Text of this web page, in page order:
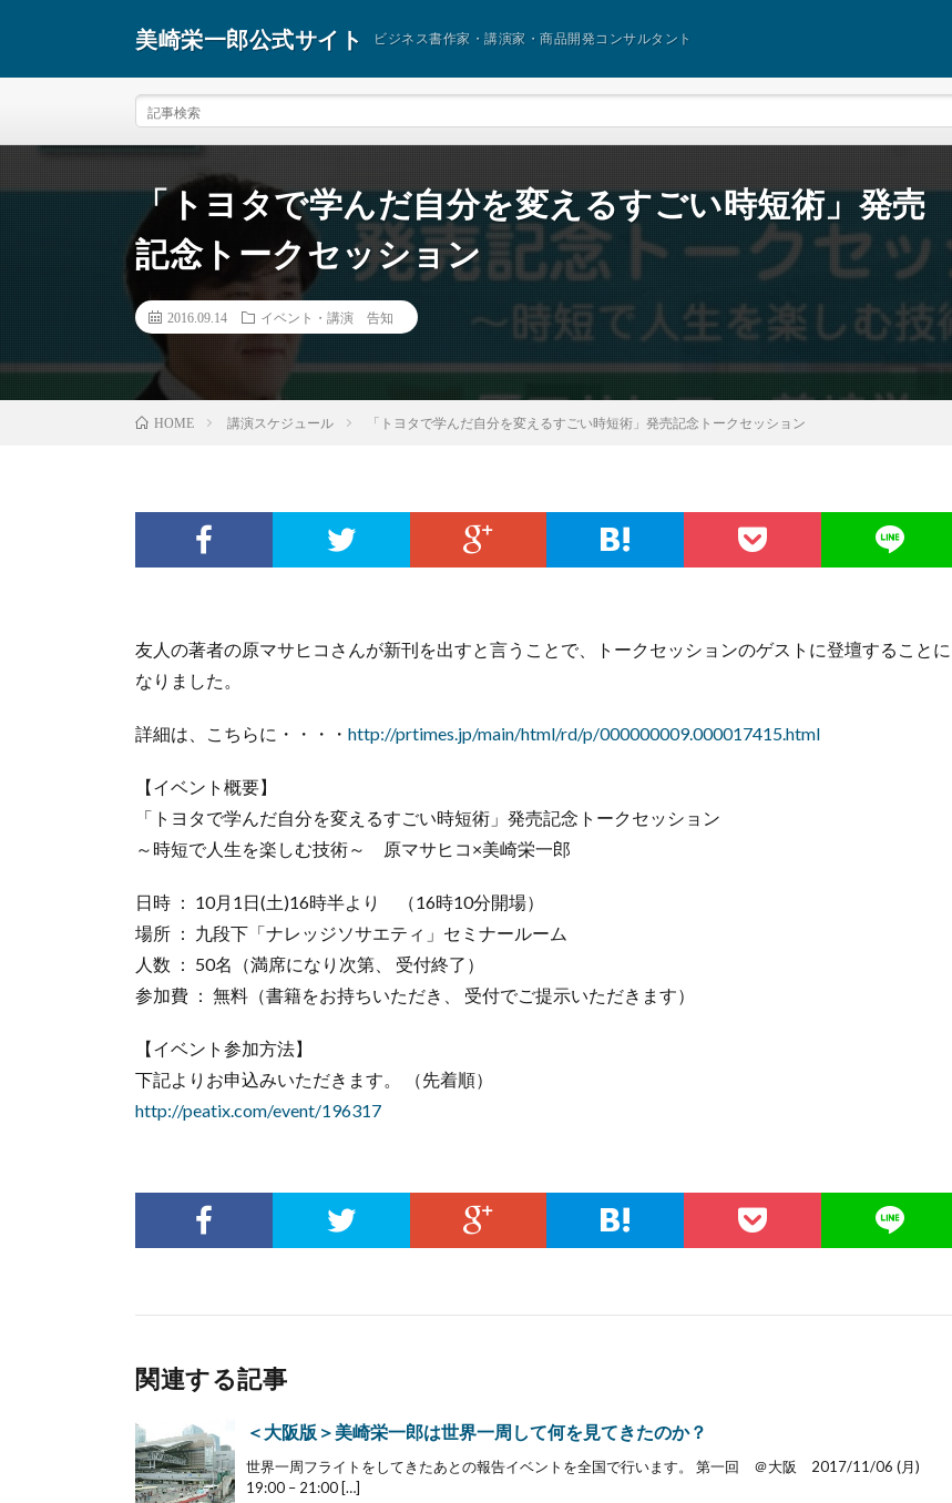
美崎栄一郎公式サイト ビジネス書作家・講演家・商品開発コンサルタント
「トヨタで学んだ自分を変えるすごい時短術」発売
記念トークセッション
2016.09.14 イベント・講演 告知
HOME 講演スケジュール 「トヨタで学んだ自分を変えるすごい時短術」発売記念トークセッション
友人の著者の原マサヒコさんが新刊を出すと言うことで、トークセッションのゲストに登壇することに
なりました。
詳細は、こちらに・・・・ http://prtimes.jp/main/html/rd/p/000000009.000017415.html
【イベント概要】
「トヨタで学んだ自分を変えるすごい時短術」発売記念トークセッション
～時短で人生を楽しむ技術～ 原マサヒコ×美崎栄一郎
日時 ： 10月1日(土)16時半より （16時10分開場）
場所 ： 九段下「ナレッジソサエティ」セミナールーム
人数 ： 50名（満席になり次第、 受付終了）
参加費 ： 無料（書籍をお持ちいただき、 受付でご提示いただきます）
【イベント参加方法】
下記よりお申込みいただきます。 （先着順）
http://peatix.com/event/196317
関連する記事
＜大阪版＞美崎栄一郎は世界一周して何を見てきたのか？
世界一周フライトをしてきたあとの報告イベントを全国で行います。 第一回 ＠大阪 2017/11/06 (月)
19:00 – 21:00 […]